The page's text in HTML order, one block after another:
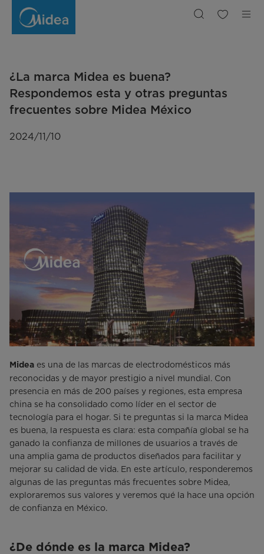
frecuentes
sobre
Midea
México
¿La marca Midea es buena?
Respondemos esta y otras preguntas
frecuentes sobre Midea México
2024/11/10
Midea es una de las marcas de electrodomésticos más
reconocidas y de mayor prestigio a nivel mundial. Con
presencia en más de 200 países y regiones, esta empresa
china se ha consolidado como líder en el sector de
tecnología para el hogar. Si te preguntas si la marca Midea
es buena, la respuesta es clara: esta compañía global se ha
ganado la confianza de millones de usuarios a través de
una amplia gama de productos diseñados para facilitar y
mejorar su calidad de vida. En este artículo, responderemos
algunas de las preguntas más frecuentes sobre Midea,
exploraremos sus valores y veremos qué la hace una opción
de confianza en México.
¿De dónde es la marca Midea?